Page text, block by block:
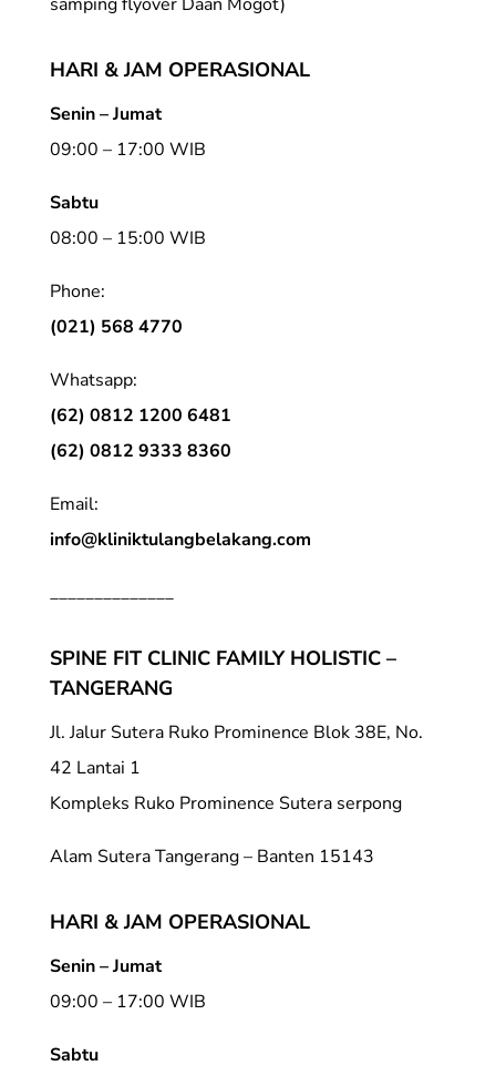
HARI & JAM OPERASIONAL
Senin – Jumat
09:00 – 17:00 WIB
Sabtu
08:00 – 15:00 WIB
Phone:
(021) 568 4770
Whatsapp:
(62) 0812 1200 6481
(62) 0812 9333 8360
Email:
info@kliniktulangbelakang.com
______________
SPINE FIT CLINIC FAMILY HOLISTIC –
TANGERANG
Jl. Jalur Sutera Ruko Prominence Blok 38E, No.
42 Lantai 1
Kompleks Ruko Prominence Sutera serpong
Alam Sutera Tangerang – Banten 15143
HARI & JAM OPERASIONAL
Senin – Jumat
09:00 – 17:00 WIB
Sabtu